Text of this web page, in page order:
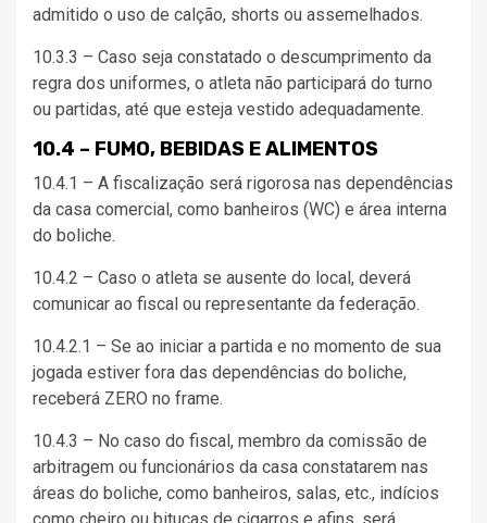
admitido o uso de calção, shorts ou assemelhados.
10.3.3 – Caso seja constatado o descumprimento da
regra dos uniformes, o atleta não participará do turno
ou partidas, até que esteja vestido adequadamente.
10.4 – FUMO, BEBIDAS E ALIMENTOS
10.4.1 – A fiscalização será rigorosa nas dependências
da casa comercial, como banheiros (WC) e área interna
do boliche.
10.4.2 – Caso o atleta se ausente do local, deverá
comunicar ao fiscal ou representante da federação.
10.4.2.1 – Se ao iniciar a partida e no momento de sua
jogada estiver fora das dependências do boliche,
receberá ZERO no frame.
10.4.3 – No caso do fiscal, membro da comissão de
arbitragem ou funcionários da casa constatarem nas
áreas do boliche, como banheiros, salas, etc., indícios